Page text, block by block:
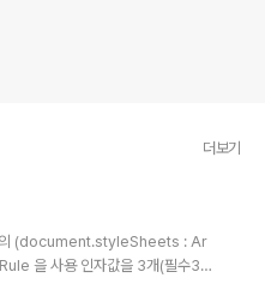
더보기
의 (document.styleSheets : Ar
을 사용 인자값을 3개(필수3